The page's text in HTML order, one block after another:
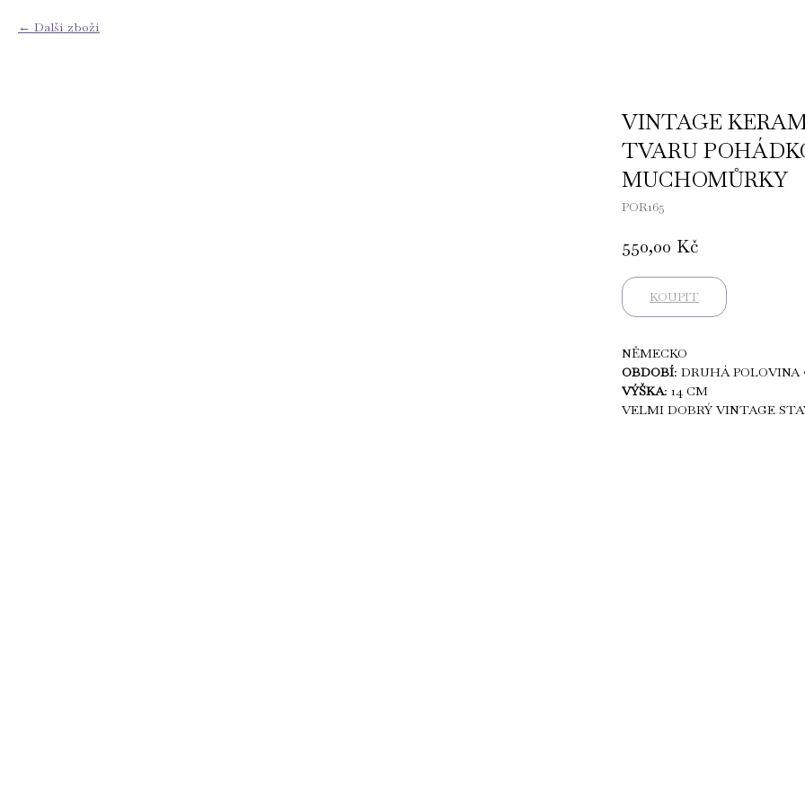
Další zboží
VINTAGE
TVARU
MUCHOMŮRKY
POR165
550,00 Kč
KOUPIT
NĚMECKO
OBDOBÍ: DRUHÁ POLOVINA
VÝŠKA: 14 CM
VELMI DOBRÝ VINTAGE